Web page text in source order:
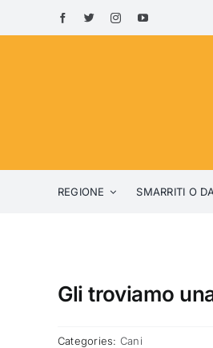
to
REGIONE SMARRITI O
Gli troviamo
Categories: Cani